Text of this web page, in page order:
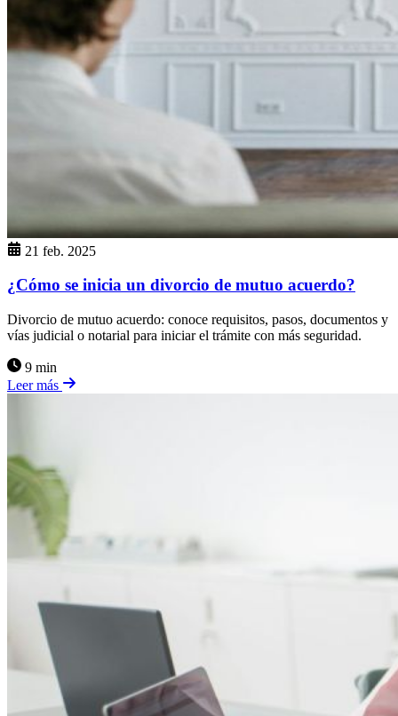
21 feb. 2025
¿Cómo se inicia un divorcio de mutuo acuerdo?
Divorcio de mutuo acuerdo: conoce requisitos, pasos, documentos y
vías judicial o notarial para iniciar el trámite con más seguridad.
9 min
Leer más